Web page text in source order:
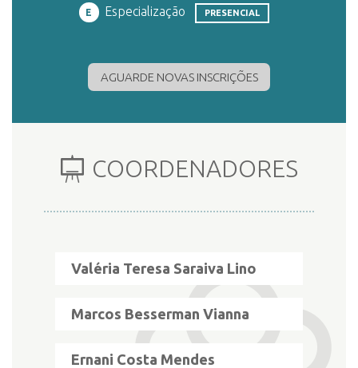
DOCENTES
E Especialização PRESENCIAL
AGUARDE NOVAS INSCRIÇÕES
COORDENADORES
Valéria Teresa Saraiva Lino
Marcos Besserman Vianna
Ernani Costa Mendes